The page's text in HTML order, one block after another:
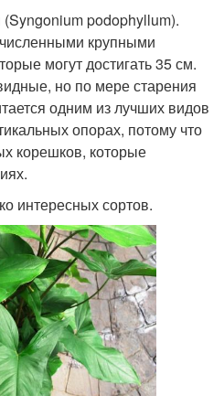
podophyllum).
крупными
могут достигать 35 см.
но по мере старения
одним из лучших видов
опорах, потому что
корешков, которые
интересных сортов.